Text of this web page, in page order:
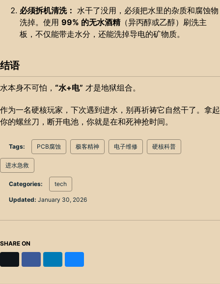
必须拆机清洗： 水干了没用，必须把水里的杂质和腐蚀物
洗掉。使用 99% 的无水酒精（异丙醇或乙醇）刷洗主
板，不仅能带走水分，还能洗掉导电的矿物质。
结语
水本身不可怕， “水+电” 才是地狱组合。
作为一名硬核玩家，下次遇到进水，别再祈祷它自然干了。拿起
你的螺丝刀，断开电池，你就是在和死神抢时间。
Tags: PCB腐蚀 极客精神 电子维修 硬核科普
进水急救
Categories: tech
Updated: January 30, 2026
SHARE ON